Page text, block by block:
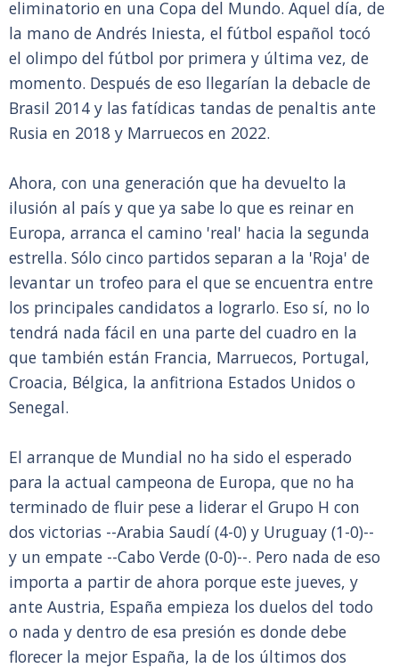
eliminatorio en una Copa del Mundo. Aquel día, de
la mano de Andrés Iniesta, el fútbol español tocó
el olimpo del fútbol por primera y última vez, de
momento. Después de eso llegarían la debacle de
Brasil 2014 y las fatídicas tandas de penaltis ante
Rusia en 2018 y Marruecos en 2022.
Ahora, con una generación que ha devuelto la
ilusión al país y que ya sabe lo que es reinar en
Europa, arranca el camino 'real' hacia la segunda
estrella. Sólo cinco partidos separan a la 'Roja' de
levantar un trofeo para el que se encuentra entre
los principales candidatos a lograrlo. Eso sí, no lo
tendrá nada fácil en una parte del cuadro en la
que también están Francia, Marruecos, Portugal,
Croacia, Bélgica, la anfitriona Estados Unidos o
Senegal.
El arranque de Mundial no ha sido el esperado
para la actual campeona de Europa, que no ha
terminado de fluir pese a liderar el Grupo H con
dos victorias --Arabia Saudí (4-0) y Uruguay (1-0)--
y un empate --Cabo Verde (0-0)--. Pero nada de eso
importa a partir de ahora porque este jueves, y
ante Austria, España empieza los duelos del todo
o nada y dentro de esa presión es donde debe
florecer la mejor España, la de los últimos dos